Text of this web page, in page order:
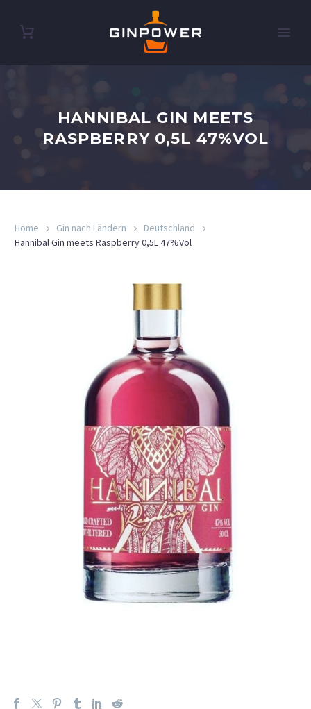
HANNIBAL GIN MEETS
RASPBERRY 0,5L 47%VOL
Home Gin nach Ländern
Deutschland
Hannibal Gin meets Raspberry 0,5L 47%Vol